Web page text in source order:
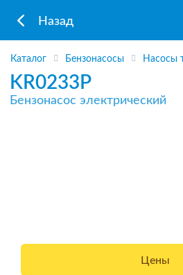
Назад
Каталог Бензонасосы Насосы
KR0233P
Бензонасос электрический
Цены